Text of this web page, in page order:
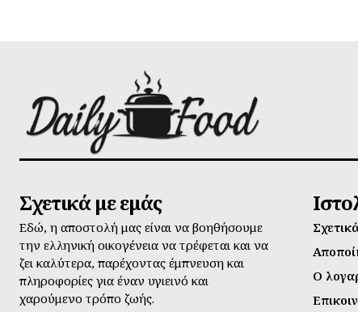
Σχετικά με εμάς
Εδώ, η αποστολή μας είναι να βοηθήσουμε
την ελληνική οικογένεια να τρέφεται και να
ζει καλύτερα, παρέχοντας έμπνευση και
πληροφορίες για έναν υγιεινό και
χαρούμενο τρόπο ζωής.
Ο